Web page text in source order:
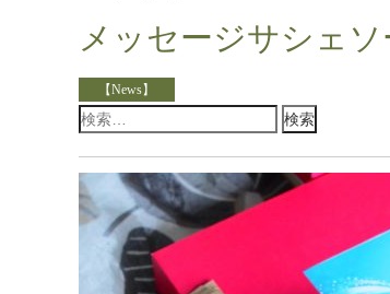
メッセージサシェ
【News】
検